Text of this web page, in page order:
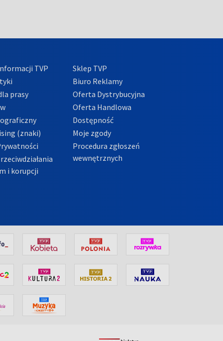
TVP
prasy
(znaki)
i korupcji
Sklep TVP
Biuro Reklamy
Oferta Dystrybucyjna
Oferta Handlowa
Dostępność
Moje zgody
Procedura zgłoszeń
wewnętrznych